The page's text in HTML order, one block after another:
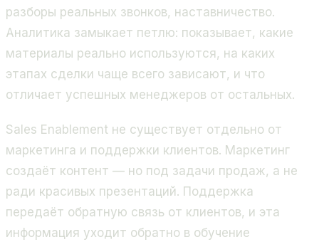
разборы реальных звонков, наставничество.
Аналитика замыкает петлю: показывает, какие
материалы реально используются, на каких
этапах сделки чаще всего зависают, и что
отличает успешных менеджеров от остальных.
Sales Enablement не существует отдельно от
маркетинга и поддержки клиентов. Маркетинг
создаёт контент — но под задачи продаж, а не
ради красивых презентаций. Поддержка
передаёт обратную связь от клиентов, и эта
информация уходит обратно в обучение